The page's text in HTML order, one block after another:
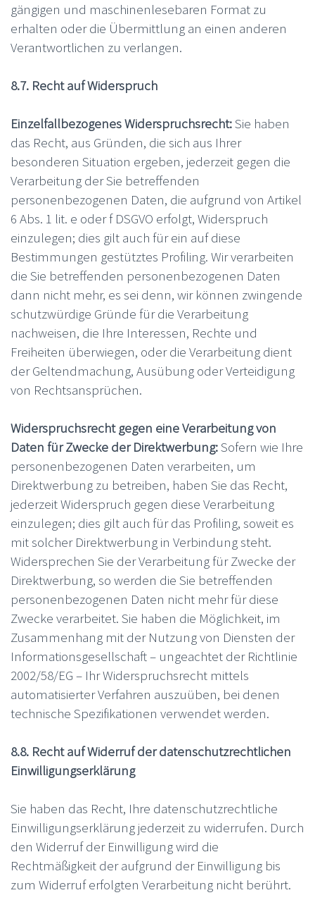
gängigen und maschinenlesebaren Format zu
erhalten oder die Übermittlung an einen anderen
Verantwortlichen zu verlangen.
8.7. Recht auf Widerspruch
Einzelfallbezogenes Widerspruchsrecht:Sie haben
das Recht, aus Gründen, die sich aus Ihrer
besonderen Situation ergeben, jederzeit gegen die
Verarbeitung der Sie betreffenden
personenbezogenen Daten, die aufgrund von Artikel
6 Abs. 1 lit. e oder f DSGVO erfolgt, Widerspruch
einzulegen; dies gilt auch für ein auf diese
Bestimmungen gestütztes Profiling. Wir verarbeiten
die Sie betreffenden personenbezogenen Daten
dann nicht mehr, es sei denn, wir können zwingende
schutzwürdige Gründe für die Verarbeitung
nachweisen, die Ihre Interessen, Rechte und
Freiheiten überwiegen, oder die Verarbeitung dient
der Geltendmachung, Ausübung oder Verteidigung
von Rechtsansprüchen.
Widerspruchsrecht gegen eine Verarbeitung von
Daten für Zwecke der Direktwerbung:Sofern wie Ihre
personenbezogenen Daten verarbeiten, um
Direktwerbung zu betreiben, haben Sie das Recht,
jederzeit Widerspruch gegen diese Verarbeitung
einzulegen; dies gilt auch für das Profiling, soweit es
mit solcher Direktwerbung in Verbindung steht.
Widersprechen Sie der Verarbeitung für Zwecke der
Direktwerbung, so werden die Sie betreffenden
personenbezogenen Daten nicht mehr für diese
Zwecke verarbeitet. Sie haben die Möglichkeit, im
Zusammenhang mit der Nutzung von Diensten der
Informationsgesellschaft – ungeachtet der Richtlinie
2002/58/EG – Ihr Widerspruchsrecht mittels
automatisierter Verfahren auszuüben, bei denen
technische Spezifikationen verwendet werden.
8.8. Recht auf Widerruf der datenschutzrechtlichen
Einwilligungserklärung
Sie haben das Recht, Ihre datenschutzrechtliche
Einwilligungserklärung jederzeit zu widerrufen. Durch
den Widerruf der Einwilligung wird die
Rechtmäßigkeit der aufgrund der Einwilligung bis
zum Widerruf erfolgten Verarbeitung nicht berührt.